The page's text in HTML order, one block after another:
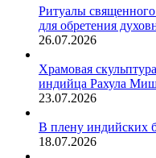
Ритуалы
для обретения
26.07.2026
Храмовая
индийца Рахула
23.07.2026
В плену индийских
18.07.2026